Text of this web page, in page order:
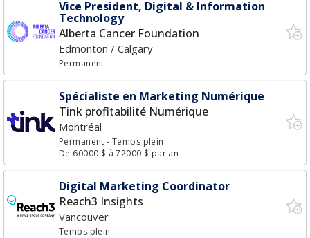
Vice President, Digital & Information
Technology
Alberta Cancer Foundation
Edmonton / Calgary
Permanent
Spécialiste en Marketing Numérique
Tink profitabilité Numérique
Montréal
Permanent- Temps plein
De 60000 $ à 72000 $ par an
Digital Marketing Coordinator
Reach3 Insights
Vancouver
Temps plein